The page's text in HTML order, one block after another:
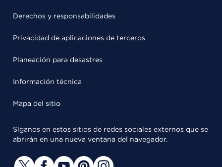
Derechos y responsabilidades
Privacidad de aplicaciones de terceros
Planeación para desastres
Información técnica
Mapa del sitio
Síganos en estos sitios de redes sociales externos que se
abrirán en una nueva ventana del navegador.